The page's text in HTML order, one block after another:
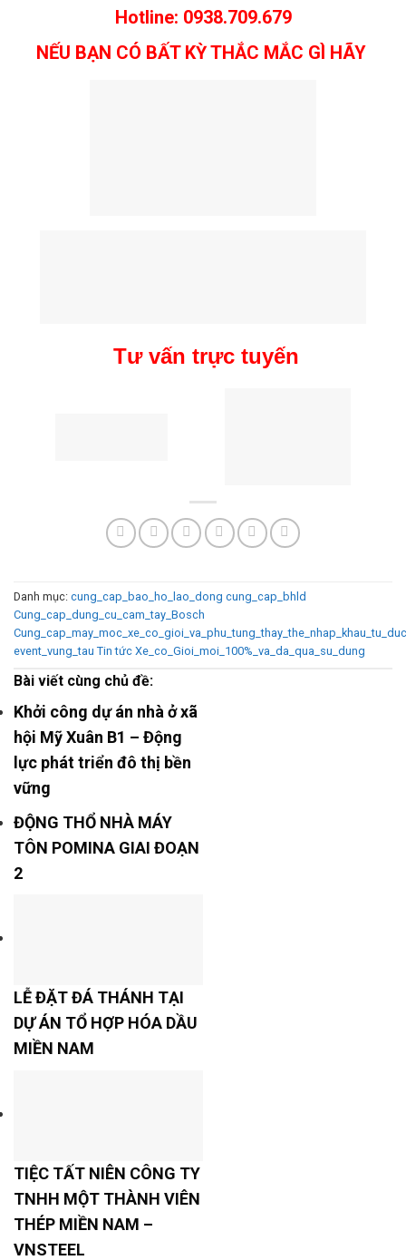
Hotline: 0938.709.679
NẾU BẠN CÓ BẤT KỲ THẮC MẮC GÌ HÃY
Tư vấn trực tuyến
Danh mục: cung_cap_bao_ho_lao_dong cung_cap_bhld
Cung_cap_dung_cu_cam_tay_Bosch
event_vung_tau Tin tức Xe_co_Gioi_moi_100%_va_da_qua_su_dung
Bài viết cùng chủ đề:
Khởi công dự án nhà ở xã
hội Mỹ Xuân B1 – Động
lực phát triển đô thị bền
vững
ĐỘNG THỔ NHÀ MÁY
TÔN POMINA GIAI ĐOẠN
2
LỄ ĐẶT ĐÁ THÁNH TẠI
DỰ ÁN TỔ HỢP HÓA DẦU
MIỀN NAM
TIỆC TẤT NIÊN CÔNG TY
TNHH MỘT THÀNH VIÊN
THÉP MIỀN NAM –
VNSTEEL